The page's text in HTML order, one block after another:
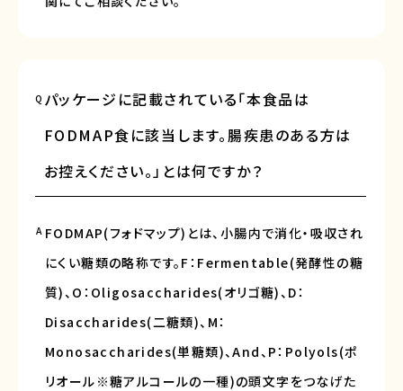
Q パッケージに記載されている「本食品は
FODMAP食に該当します。腸疾患のある方は
お控えください。」とは何ですか？
A FODMAP(フォドマップ)とは、小腸内で消化・吸収され
にくい糖類の略称です。F：Fermentable(発酵性の糖
質)、O：Oligosaccharides(オリゴ糖)、D：
Disaccharides(二糖類)、M：
Monosaccharides(単糖類)、And、P：Polyols(ポ
リオール※糖アルコールの一種)の頭文字をつなげた